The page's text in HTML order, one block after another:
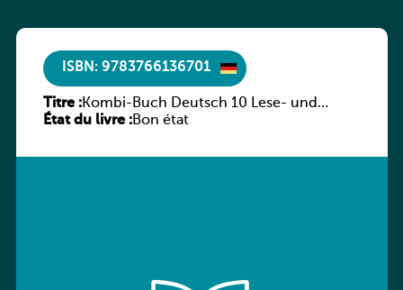
ISBN: 9783766136701
Titre :Kombi-Buch Deutsch 10 Lese- und
Sprachbuch
État du livre :Bon état